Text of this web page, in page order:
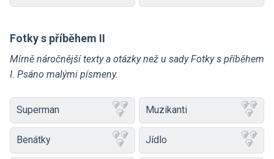
Fotky s příběhem II
Mírně náročnější texty a otázky než u sady Fotky s příběhem
I. Psáno malými písmeny.
Superman Muzikanti
Benátky Jídlo